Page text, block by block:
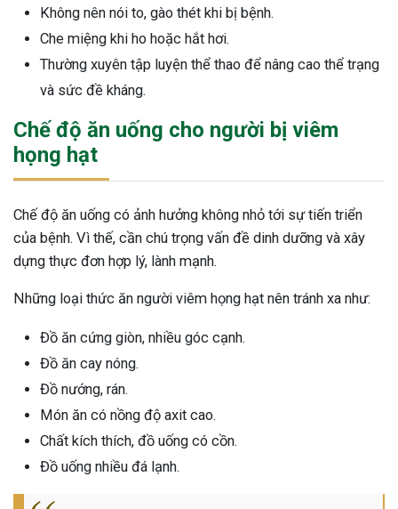
Không nên nói to, gào thét khi bị bệnh.
Che miệng khi ho hoặc hắt hơi.
Thường xuyên tập luyện thể thao để nâng cao thể trạng
và sức đề kháng.
Chế độ ăn uống cho người bị viêm
họng hạt
Chế độ ăn uống có ảnh hưởng không nhỏ tới sự tiến triển
của bệnh. Vì thế, cần chú trọng vấn đề dinh dưỡng và xây
dựng thực đơn hợp lý, lành mạnh.
Những loại thức ăn người viêm họng hạt nên tránh xa như:
Đồ ăn cứng giòn, nhiều góc cạnh.
Đồ ăn cay nóng.
Đồ nướng, rán.
Món ăn có nồng độ axit cao.
Chất kích thích, đồ uống có cồn.
Đồ uống nhiều đá lạnh.